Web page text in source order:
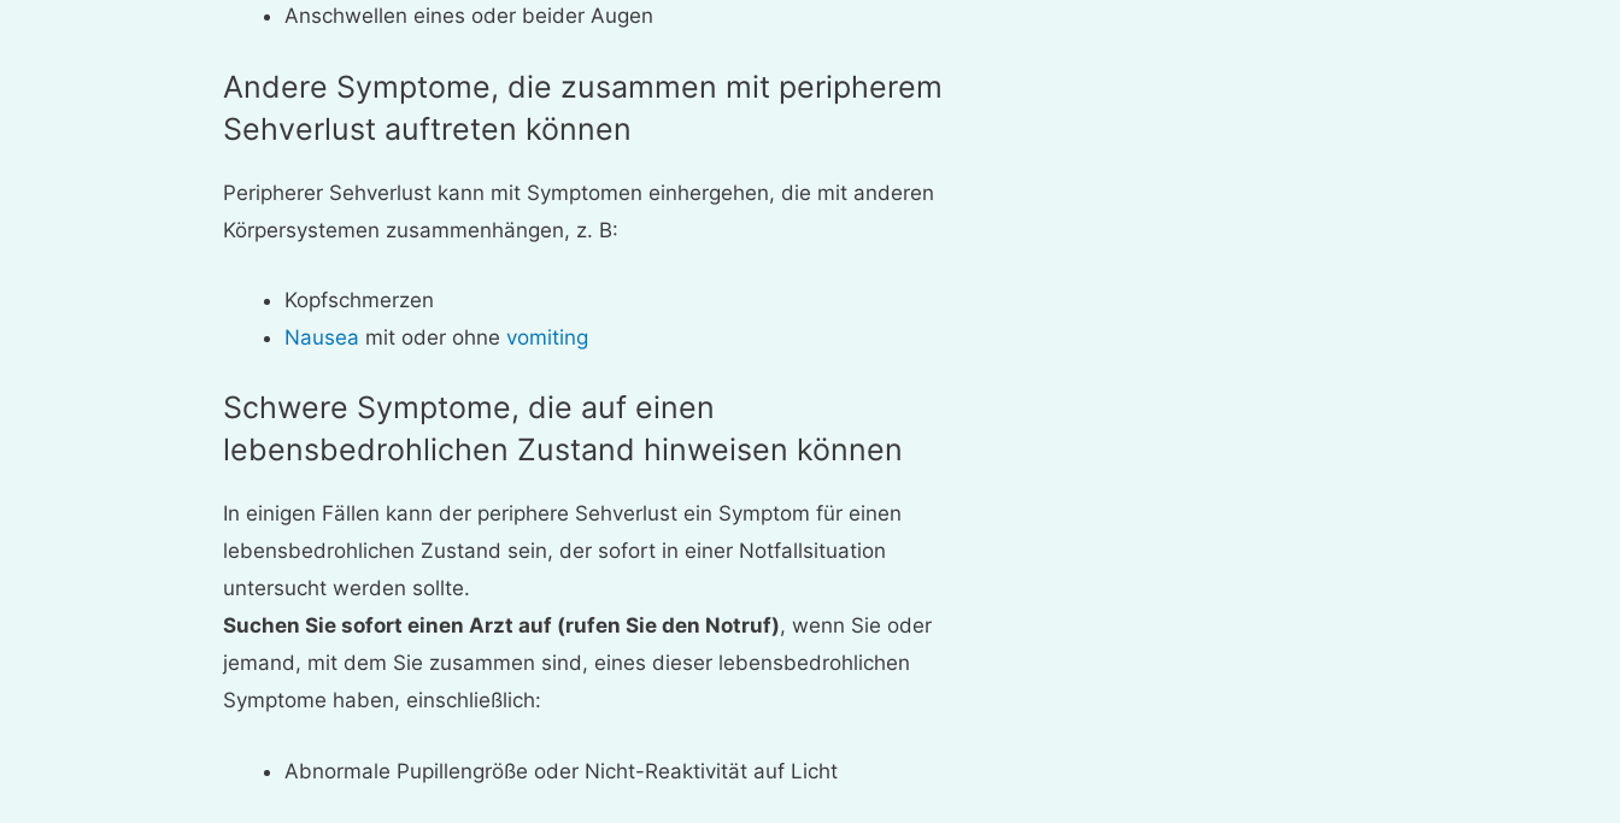
Anschwellen eines oder beider Augen
Andere Symptome, die zusammen mit peripherem
Sehverlust auftreten können
Peripherer Sehverlust kann mit Symptomen einhergehen, die mit anderen
Körpersystemen zusammenhängen, z. B:
Kopfschmerzen
Nausea mit oder ohnevomiting
Schwere Symptome, die auf einen
lebensbedrohlichen Zustand hinweisen können
In einigen Fällen kann der periphere Sehverlust ein Symptom für einen
lebensbedrohlichen Zustand sein, der sofort in einer Notfallsituation
untersucht werden sollte.
Suchen Sie sofort einen Arzt auf (rufen Sie den Notruf), wenn Sie oder
jemand, mit dem Sie zusammen sind, eines dieser lebensbedrohlichen
Symptome haben, einschließlich:
Abnormale Pupillengröße oder Nicht-Reaktivität auf Licht